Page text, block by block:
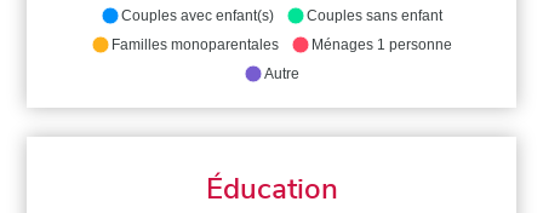
Couples avec enfant(s)
Couples sans enfant
Familles monoparentales
Ménages 1 personne
Autre
Éducation